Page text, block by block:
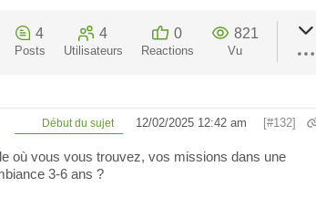
4
Posts
4
Utilisateurs
0
Reactions
821
Vu
Début du sujet 12/02/2025 12:42 am [#132]
où vous vous trouvez, vos missions dans une
3-6 ans ?